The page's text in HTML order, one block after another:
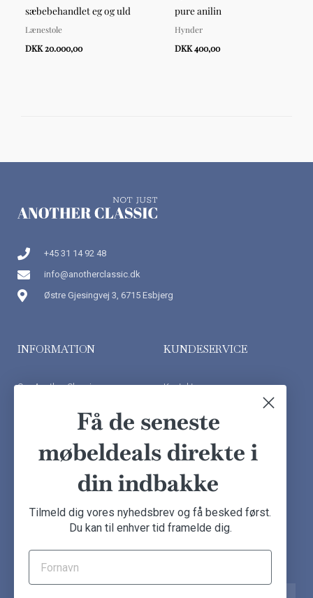
sæbebehandlet eg og uld
Lænestole
DKK 20.000,00
pure anilin
Hynder
DKK 400,00
+45 31 14 92 48
info@anotherclassic.dk
Østre Gjesingvej 3, 6715 Esbjerg
INFORMATION
Om Another Classic
Handelsbetingelser
KUNDESERVICE
Kontakt os
Kundeudtalelser
Besøg showroom
Få de seneste
møbeldeals direkte i
din indbakke
Tilmeld dig vores nyhedsbrev og få besked først.
Du kan til enhver tid framelde dig.